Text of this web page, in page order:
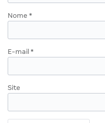
Nome *
E-mail *
Site